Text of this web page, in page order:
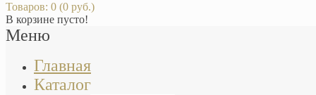
Товаров: 0 (0 руб.)
В корзине пусто!
Меню
Главная
Каталог